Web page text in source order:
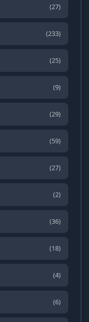
(27)
(233)
(25)
(9)
(29)
(59)
(27)
(2)
(36)
(18)
(4)
(6)